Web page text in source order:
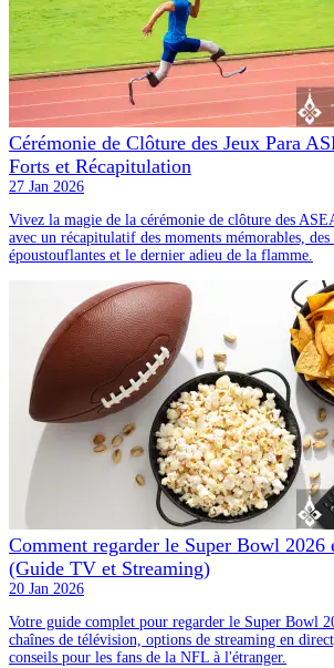
Cérémonie de Clôture des Jeux Para
Forts et Récapitulation
27 Jan 2026
Vivez la magie de la cérémonie de clôture des
avec un récapitulatif des moments mémorables, des
époustouflantes et le dernier adieu de la flamme.
Comment regarder le Super Bowl 2026
(Guide TV et Streaming)
20 Jan 2026
Votre guide complet pour regarder le Super Bowl
chaînes de télévision, options de streaming en
conseils pour les fans de la NFL à l'étranger.